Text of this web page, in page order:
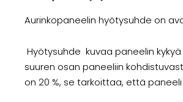
Aurinkopaneelin hyötysuhde on
Hyötysuhde kuvaa paneelin
suuren osan paneeliin
on 20 %, se tarkoittaa, että